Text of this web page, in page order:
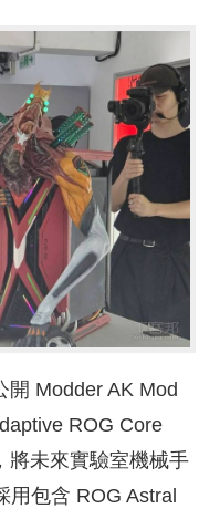
開 Modder AK Mod
ROG Core
將未來實驗室機械手
用包含 ROG Astral